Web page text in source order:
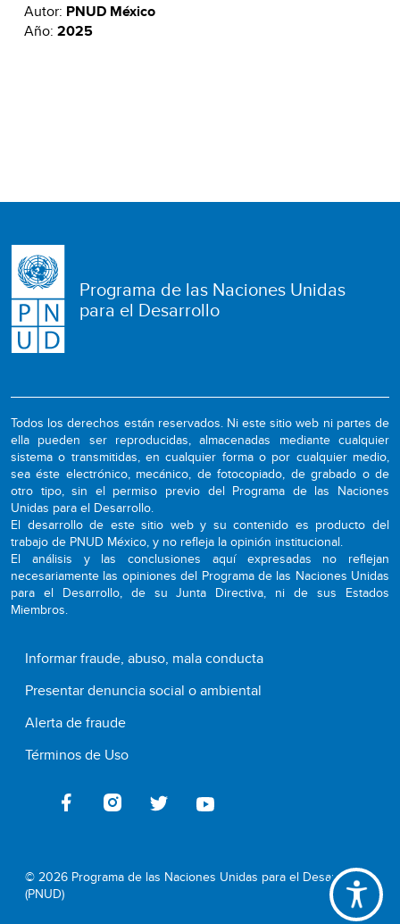
Autor: PNUD México
Año: 2025
Programa de las Naciones Unidas
para el Desarrollo
Todos los derechos están reservados. Ni este sitio web ni partes de
ella pueden ser reproducidas, almacenadas mediante cualquier
sistema o transmitidas, en cualquier forma o por cualquier medio,
sea éste electrónico, mecánico, de fotocopiado, de grabado o de
otro tipo, sin el permiso previo del Programa de las Naciones
Unidas para el Desarrollo.
El desarrollo de este sitio web y su contenido es producto del
trabajo de PNUD México, y no refleja la opinión institucional.
El análisis y las conclusiones aquí expresadas no reflejan
necesariamente las opiniones del Programa de las Naciones Unidas
para el Desarrollo, de su Junta Directiva, ni de sus Estados
Miembros.
Informar fraude, abuso, mala conducta
Presentar denuncia social o ambiental
Alerta de fraude
Términos de Uso
© 2026 Programa de las Naciones Unidas para el Desarrollo
(PNUD)